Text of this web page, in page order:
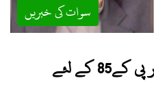
سوات کی خبریں
اے این پی نے این اے29اور پی کے85 کے لئے